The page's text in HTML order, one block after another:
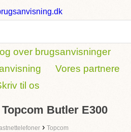
over brugsanvisninger
Vores partnere
til os
Butler E300
› Topcom